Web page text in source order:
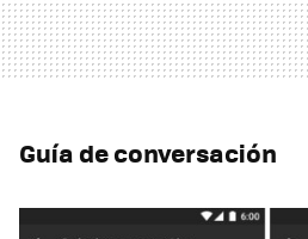
Guía de conversación